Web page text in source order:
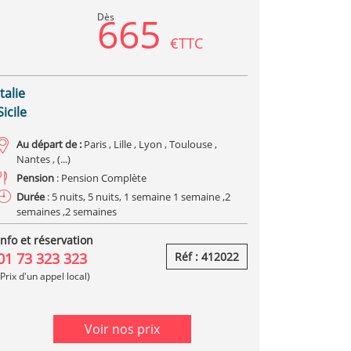
Dès
665 €TTC
Au départ de : Paris , Lille , Lyon , Toulouse ,
Nantes , (...)
Pension : Pension Complète
Durée : 5 nuits, 5 nuits, 1 semaine 1 semaine ,2
semaines ,2 semaines
et réservation
73 323 323
d'un appel local)
Réf : 412022
Voir nos prix